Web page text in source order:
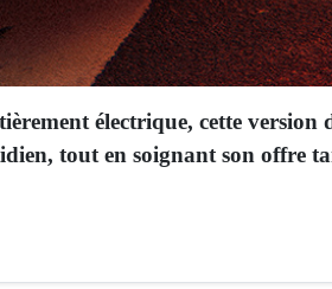
électrique, cette version
tout en soignant son offre